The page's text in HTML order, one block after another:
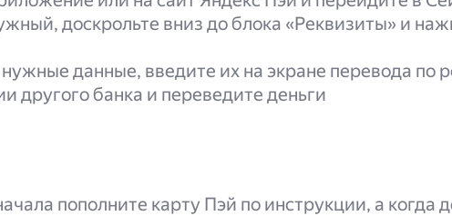
доскрольте вниз до блока «Реквизиты» и
данные, введите их на экране перевода по
другого банка и переведите деньги
пополните карту Пэй по инструкции, а когда